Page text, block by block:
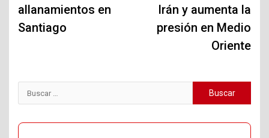
allanamientos en
Santiago
Irán y aumenta la
presión en Medio
Oriente
Buscar: